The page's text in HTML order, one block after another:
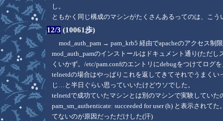
し。
ともかく同じ構成のマシンがたくさんあるってのは、こ
12/3 (10061歩)
mod_auth_pam → pam_krb5 経由でapacheのアクセス制
mod_auth_pamのインストールはドキュメント通り(ただ
くいかず。/etc/pam.confのエントリにdebugをつけてログ
telnetdの場合はやっぱりこれを返してきてそれでうまく
じ…と半日ぐらい思っていいたけどウソでした。
telnetdで成功ていたマシンとは別のマシンで実験してい
pam_sm_authenticate: succeeded for user (h) と表示されて
てないのが原因だっただけした(汗)